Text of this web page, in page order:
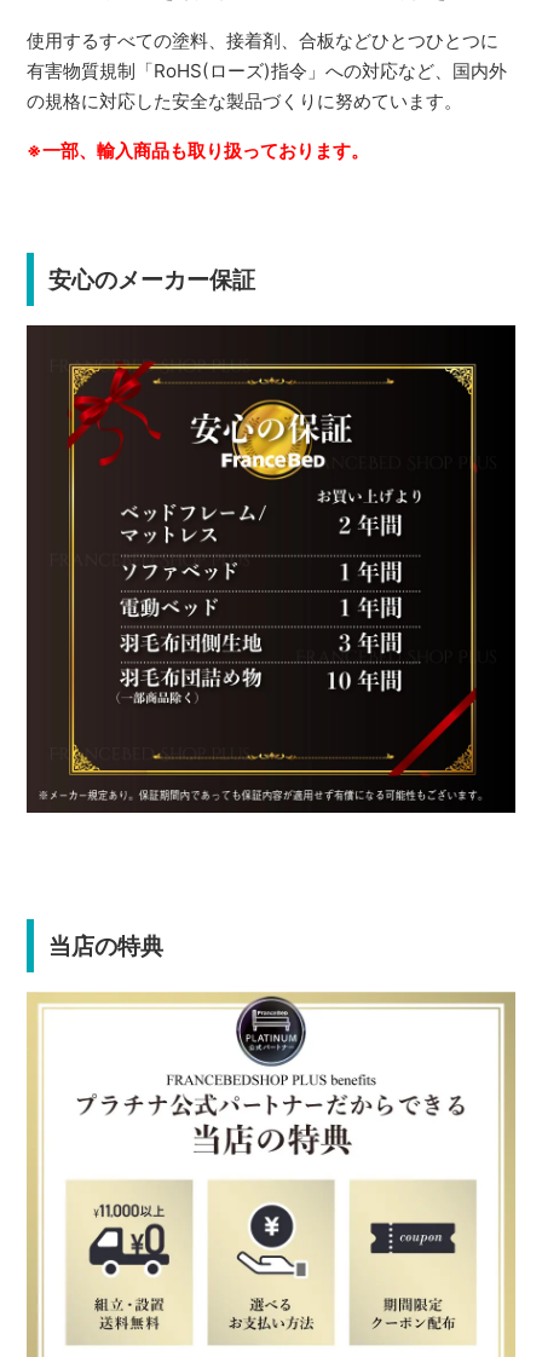
使用するすべての塗料、接着剤、合板などひとつひとつに
有害物質規制「RoHS(ローズ)指令」への対応など、国内外
の規格に対応した安全な製品づくりに努めています。
※一部、輸入商品も取り扱っております。
安心のメーカー保証
当店の特典